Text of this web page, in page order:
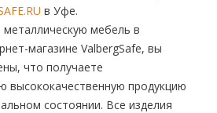
в Уфе.
мебель в
магазине ValbergSafe, вы
что получаете
высококачественную продукцию
состоянии. Все изделия